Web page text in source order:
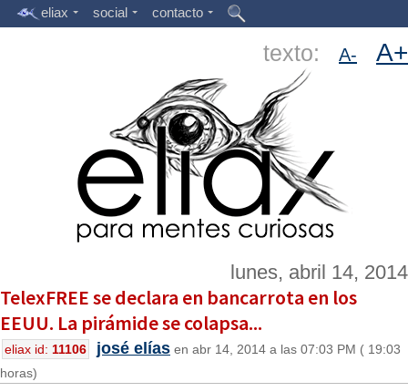
eliax social contacto
texto: A- A+
lunes, abril 14, 2014
TelexFREE se declara en bancarrota en los
EEUU. La pirámide se colapsa...
eliax id: 11106 josé elías en abr 14, 2014 a las 07:03 PM ( 19:03
horas)